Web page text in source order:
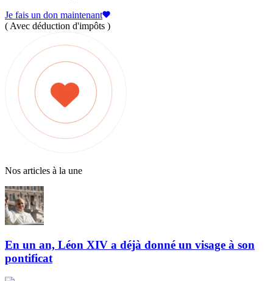
Je fais un don maintenant
( Avec déduction d'impôts )
Nos articles à la une
En un an, Léon XIV a déjà donné un visage à son
pontificat